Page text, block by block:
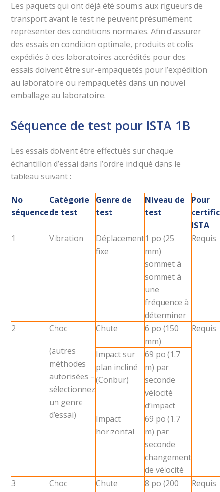
Les paquets qui ont déjà été soumis aux rigueurs de
transport avant le test ne peuvent présumément
représenter des conditions normales. Afin d’assurer
des essais en condition optimale, produits et colis
expédiés à des laboratoires accrédités pour des
essais doivent être sur-empaquetés pour l’expédition
au laboratoire ou rempaquetés dans un nouvel
emballage au laboratoire.
Séquence de test pour ISTA 1B
Les essais doivent être effectués sur chaque
échantillon d’essai dans l’ordre indiqué dans le
tableau suivant :
No
séquence
Catégorie
de test
Genre de
test
Niveau de
test
Pour
ISTA
1
Vibration
Déplacement
fixe
1 po (25
mm)
sommet à
sommet à
une
fréquence à
déterminer
Requis
2 Choc
(autres
méthodes
autorisées –
sélectionnez
un genre
d’essai)
Chute
6 po (150
mm)
Requis
Impact sur
plan incliné
(Conbur)
69 po (1.7
m) par
seconde
vélocité
d’impact
Impact
horizontal
69 po (1.7
m) par
seconde
changement
de vélocité
3
Choc
Chute
8 po (200
Requis